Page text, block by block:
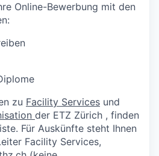
Online-Bewerbung mit den
zu Facility Services und
der ETZ Zürich , finden
Für Auskünfte steht Ihnen
Facility Services,